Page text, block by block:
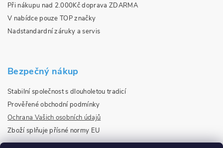
Při nákupu nad 2.000Kč doprava ZDARMA
V nabídce pouze TOP značky
Nadstandardní záruky a servis
Bezpečný nákup
Stabilní společnost s dlouholetou tradicí
Prověřené obchodní podmínky
Ochrana Vašich osobních údajů
Zboží splňuje přísné normy EU